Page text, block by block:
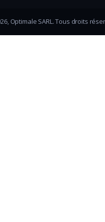
Optimale SARL. Tous droits